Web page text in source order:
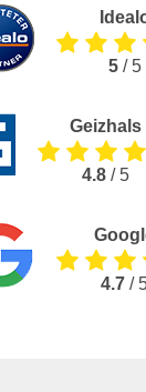
5/ 5
Geizhals
4.8 / 5
4.7 /